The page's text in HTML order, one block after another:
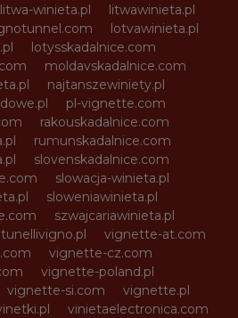
litwa-winieta.pl
litwawinieta.pl
lotvawinieta.pl
lotysskadalnice.com
moldavskadalnice.com
najtanszewiniety.pl
pl-vignette.com
rakouskadalnice.com
rumunskadalnice.com
slovenskadalnice.com
slowacja-winieta.pl
sloweniawinieta.pl
szwajcariawinieta.pl
tunellivigno.pl
vignette-at.com
vignette-cz.com
vignette-poland.pl
vignette-si.com
vignette.pl
vinietaelectronica.com